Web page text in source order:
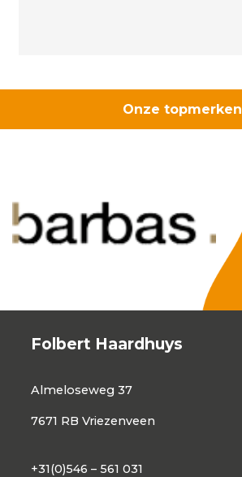
Onze topmerken
Folbert Haardhuys
Almeloseweg 37
7671 RB Vriezenveen
+31(0)546 – 561 031